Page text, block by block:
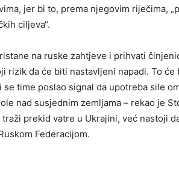
jer bi to, prema njegovim riječima,
ciljeva“.
na ruske zahtjeve i prihvati
rizik da će biti nastavljeni napadi. To
se time poslao signal da upotreba sile
nad susjednim zemljama – rekao je
traži prekid vatre u Ukrajini, već nastoji
Federacijom.